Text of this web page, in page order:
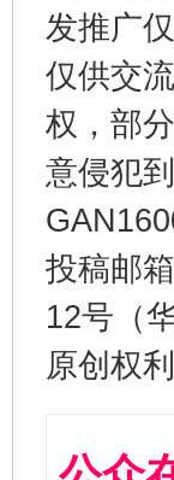
发推广
仅供交
权，部
意侵犯
投稿邮
12号（
原创权